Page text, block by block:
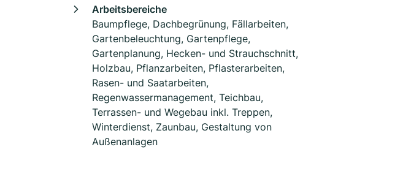
Arbeitsbereiche
Baumpflege, Dachbegrünung, Fällarbeiten,
Gartenbeleuchtung, Gartenpflege,
Gartenplanung, Hecken- und Strauchschnitt,
Holzbau, Pflanzarbeiten, Pflasterarbeiten,
Rasen- und Saatarbeiten,
Regenwassermanagement, Teichbau,
Terrassen- und Wegebau inkl. Treppen,
Winterdienst, Zaunbau, Gestaltung von
Außenanlagen